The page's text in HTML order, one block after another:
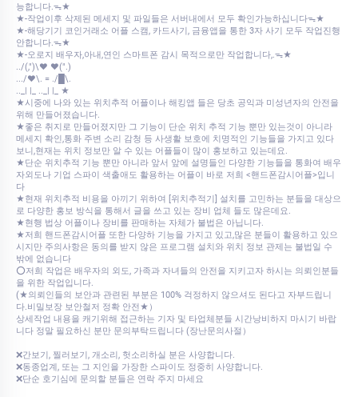
능합니다.ᯓ★
★-작업이후 삭제된 메세지 및 파일들은 서버내에서 모두 확인가능하십니다ᯓ★
★-해당기기 코인거래소 어플 스캠, 카드사기, 금융앱을 통한 3자 사기 모두 작업진행
안합니다.ᯓ★
★-오로지 배우자,아내,연인 스마트폰 감시 목적으로만 작업합니다,.ᯓ★
../(,")\♥ ♥(".)
.../♥\. = ./█\.
.._| |_ .._| |_ ★
★시중에 나와 있는 위치추적 어플이나 해킹앱 들은 당초 공익과 미성년자의 안전을
위해 만들어졌습니다.
★좋은 취지로 만들어졌지만 그 기능이 단순 위치 추적 기능 뿐만 있는것이 아니라
메세지 확인,통화 주변 소리 감청 등 사생활 보호에 치명적인 기능들을 가지고 있다
보니,현재는 위치 정보만 알 수 있는 어플들이 많이 홍보하고 있는데요.
★단순 위치추적 기능 뿐만 아니라 앞서 앞에 설명들인 다양한 기능들을 통화여 배우
자외도나 기업 스파이 색출애도 활용하는 어플이 바로 저희 <핸드폰감시어플>입니
다
★현재 위치추적 비용을 아끼기 위하여 [위치추적기] 설치를 고민하는 분들을 대상으
로 다양한 홍보 방식을 통해서 글을 쓰고 있는 장비 업체 들도 많은데요.
★현행 법상 어플이나 장비를 판매하는 자체가 불법은 아닙니다.
★저희 핸드폰감시어플 또한 다양하 기능을 가지고 있고,많은 분들이 활용하고 있으
시지만 주의사항은 동의를 받지 않은 프로그램 설치와 위치 정보 관제는 불법일 수
밖에 없습니다
⭕저희 작업은 배우자의 외도, 가족과 자녀들의 안전을 지키고자 하시는 의뢰인분들
을 위한 작업입니다.
(★의뢰인들의 보안과 관련된 부분은 100% 걱정하지 않으셔도 된다고 자부드립니
다.비밀보장 보안철저 정확 안전★）
상세작업 내용을 캐기위해 접근하는 기자 및 타업체분들 시간낭비하지 마시기 바랍
니다 정말 필요하신 분만 문의부탁드립니다 (장난문의사절）
❌간보기, 찔러보기, 개소리, 헛소리하실 분은 사양합니다.
❌동종업계, 또는 그 지인을 가장한 스파이도 정중히 사양합니다.
❌단순 호기심에 문의할 분들은 연락 주지 마세요